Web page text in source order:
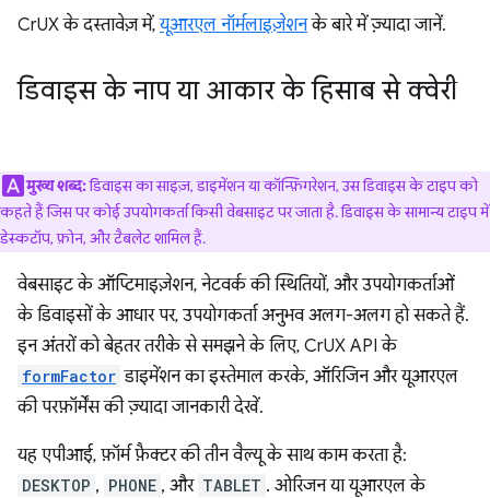
CrUX के दस्तावेज़ में,यूआरएल नॉर्मलाइज़ेशनके बारे में ज़्यादा जानें.
डिवाइस के नाप या आकार के हिसाब से क्वेरी
मुख्य शब्द:डिवाइस का साइज़, डाइमेंशन या कॉन्फ़िगरेशन, उस डिवाइस के टाइप को
कहते हैं जिस पर कोई उपयोगकर्ता किसी वेबसाइट पर जाता है. डिवाइस के सामान्य टाइप में
डेस्कटॉप, फ़ोन, और टैबलेट शामिल हैं.
वेबसाइट के ऑप्टिमाइज़ेशन, नेटवर्क की स्थितियों, और उपयोगकर्ताओं
के डिवाइसों के आधार पर, उपयोगकर्ता अनुभव अलग-अलग हो सकते हैं.
इन अंतरों को बेहतर तरीके से समझने के लिए, CrUX API के
formFactor डाइमेंशन का इस्तेमाल करके, ऑरिजिन और यूआरएल
की परफ़ॉर्मेंस की ज़्यादा जानकारी देखें.
यह एपीआई, फ़ॉर्म फ़ैक्टर की तीन वैल्यू के साथ काम करता है:
DESKTOP , PHONE , और TABLET . ओरिजन या यूआरएल के